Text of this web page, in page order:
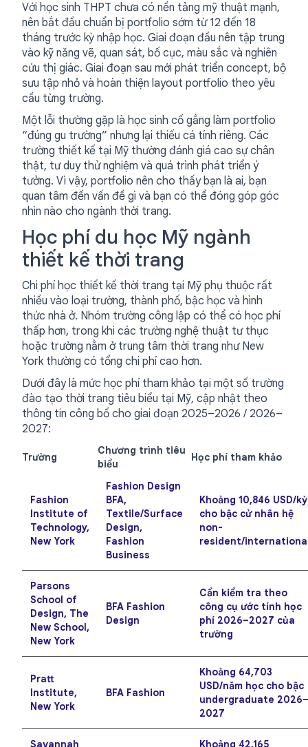
Với học sinh THPT chưa có nền tảng mỹ thuật mạnh,
nên bắt đầu chuẩn bị portfolio sớm từ 12 đến 18
tháng trước kỳ nhập học. Giai đoạn đầu nên tập trung
vào kỹ năng vẽ, quan sát, bố cục, màu sắc và nghiên
cứu thị giác. Giai đoạn sau mới phát triển concept, bộ
sưu tập nhỏ và hoàn thiện layout portfolio theo yêu
cầu từng trường.
Một lỗi thường gặp là học sinh cố gắng làm portfolio
“đúng gu trường” nhưng lại thiếu cá tính riêng. Các
trường thiết kế tại Mỹ thường đánh giá cao sự chân
thật, tư duy thử nghiệm và quá trình phát triển ý
tưởng. Vì vậy, portfolio nên cho thấy bạn là ai, bạn
quan tâm đến vấn đề gì và bạn có thể đóng góp góc
nhìn nào cho ngành thời trang.
Học phí du học Mỹ ngành
thiết kế thời trang
Chi phí học thiết kế thời trang tại Mỹ phụ thuộc rất
nhiều vào loại trường, thành phố, bậc học và hình
thức nhà ở. Nhóm trường công lập có thể có học phí
thấp hơn, trong khi các trường nghệ thuật tư thục
hoặc trường nằm ở trung tâm thời trang như New
York thường có tổng chi phí cao hơn.
Dưới đây là mức học phí tham khảo tại một số trường
đào tạo thời trang tiêu biểu tại Mỹ, cập nhật theo
thông tin công bố cho giai đoạn 2025–2026 / 2026–
2027:
Trường
Chương trình tiêu
biểu
Học phí tham khảo
Fashion
Institute of
Technology,
New York
Fashion Design
BFA,
Textile/Surface
Design,
Fashion
Business
Khoảng 10,846 USD/kỳ
cho bậc cử nhân hệ
non-
resident/
Parsons
School of
Design, The
New School,
New York
BFA Fashion
Design
Cần kiểm tra theo
công cụ ước tính học
phí 2026–2027 của
trường
Pratt
Institute,
New York
BFA Fashion
Khoảng 64,703
USD/năm học cho bậc
undergraduate 2026–
2027
Savannah Khoảng 42,165